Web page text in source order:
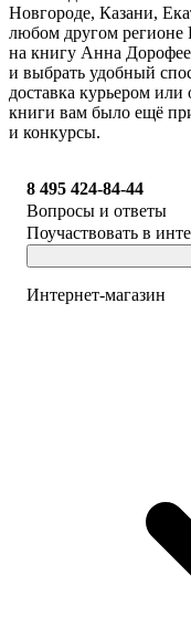
Новгороде, Казани,
любом другом регионе
на книгу Анна
и выбрать удобный
доставка курьером
книги вам было ещё
и конкурсы.
8 495 424-84-44
Вопросы и ответы
Поучаствовать в
Интернет-магазин